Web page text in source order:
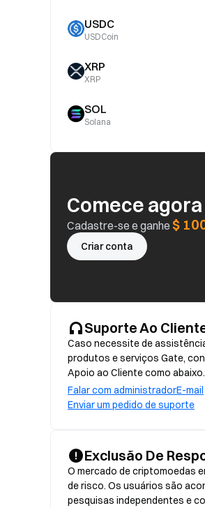
USDC
USDCoin
XRP
XRP
SOL
Solana
Comece agora
Cadastre-se e ganhe$
Criar conta
Suporte Ao
Caso necessite de
produtos e serviços Gate,
Apoio ao Cliente como abaixo.
Falar com administradorE-mail
Enviar um pedido de suporte
Exclusão De
O mercado de criptomoedas
de risco. Os usuários são
pesquisas independentes e